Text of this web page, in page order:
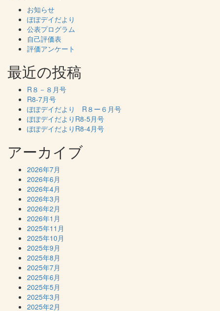
お知らせ
ぽぽデイだより
公表プログラム
自己評価表
評価アンケート
最近の投稿
R８－８月号
R8-7月号
ぽぽデイだより R８ー６月号
ぽぽデイだよりR8-5月号
ぽぽデイだよりR8-4月号
アーカイブ
2026年7月
2026年6月
2026年4月
2026年3月
2026年2月
2026年1月
2025年11月
2025年10月
2025年9月
2025年8月
2025年7月
2025年6月
2025年5月
2025年3月
2025年2月